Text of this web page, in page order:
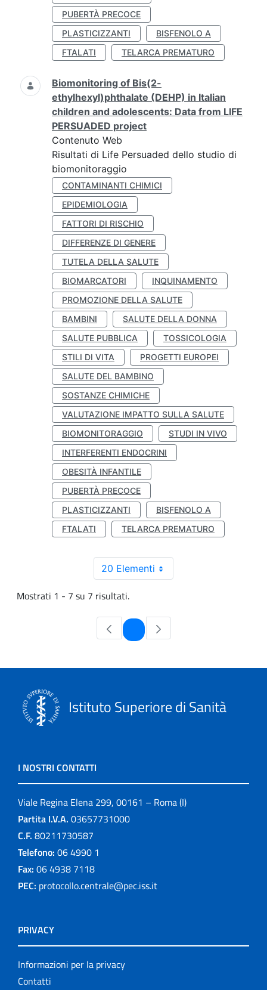
PUBERTÀ PRECOCE
PLASTICIZZANTI
BISFENOLO A
FTALATI
TELARCA PREMATURO
Biomonitoring of Bis(2-
ethylhexyl)phthalate (DEHP) in Italian
children and adolescents: Data from LIFE
PERSUADED project
Contenuto Web
Risultati di Life Persuaded dello studio di
biomonitoraggio
CONTAMINANTI CHIMICI
EPIDEMIOLOGIA
FATTORI DI RISCHIO
DIFFERENZE DI GENERE
TUTELA DELLA SALUTE
BIOMARCATORI
INQUINAMENTO
PROMOZIONE DELLA SALUTE
BAMBINI
SALUTE DELLA DONNA
SALUTE PUBBLICA
TOSSICOLOGIA
STILI DI VITA
PROGETTI EUROPEI
SALUTE DEL BAMBINO
SOSTANZE CHIMICHE
VALUTAZIONE IMPATTO SULLA SALUTE
BIOMONITORAGGIO
STUDI IN VIVO
INTERFERENTI ENDOCRINI
OBESITÀ INFANTILE
PUBERTÀ PRECOCE
PLASTICIZZANTI
BISFENOLO A
FTALATI
TELARCA PREMATURO
20 Elementi
Mostrati 1 - 7 su 7 risultati.
Pagina
Istituto Superiore di Sanità
I NOSTRI CONTATTI
Viale Regina Elena 299, 00161 – Roma (I)
Partita I.V.A. 03657731000
C.F. 80211730587
Telefono: 06 4990 1
Fax: 06 4938 7118
PEC: protocollo.centrale@pec.iss.it
PRIVACY
Informazioni per la privacy
Contatti